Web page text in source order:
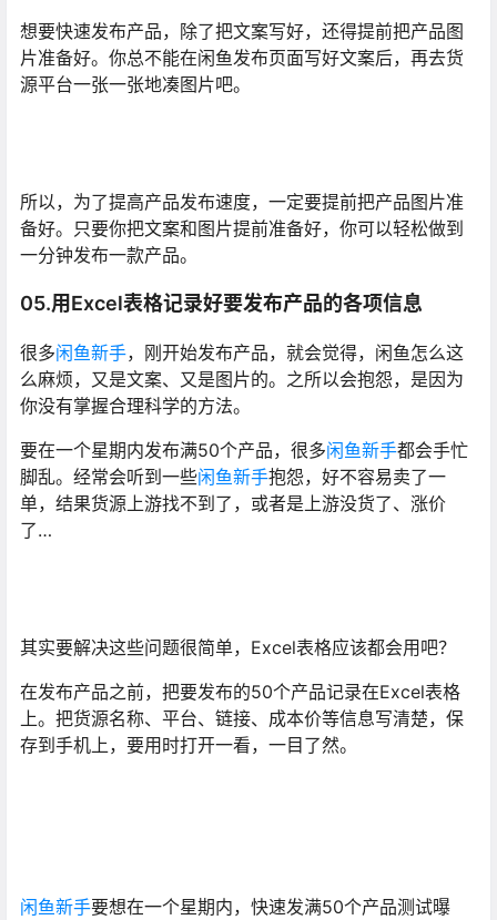
想要快速发布产品，除了把文案写好，还得提前把产品图
片准备好。你总不能在闲鱼发布页面写好文案后，再去货
源平台一张一张地凑图片吧。
所以，为了提高产品发布速度，一定要提前把产品图片准
备好。只要你把文案和图片提前准备好，你可以轻松做到
一分钟发布一款产品。
05.用Excel表格记录好要发布产品的各项信息
很多闲鱼新手，刚开始发布产品，就会觉得，闲鱼怎么这
么麻烦，又是文案、又是图片的。之所以会抱怨，是因为
你没有掌握合理科学的方法。
要在一个星期内发布满50个产品，很多闲鱼新手都会手忙
脚乱。经常会听到一些闲鱼新手抱怨，好不容易卖了一
单，结果货源上游找不到了，或者是上游没货了、涨价
了…
其实要解决这些问题很简单，Excel表格应该都会用吧？
在发布产品之前，把要发布的50个产品记录在Excel表格
上。把货源名称、平台、链接、成本价等信息写清楚，保
存到手机上，要用时打开一看，一目了然。
闲鱼新手要想在一个星期内，快速发满50个产品测试曝